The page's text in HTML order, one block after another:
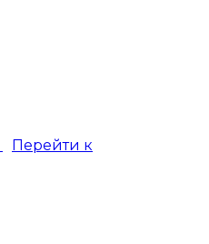
Перейти к